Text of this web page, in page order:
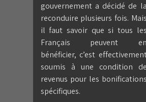
gouvernement a décidé de la
reconduire plusieurs fois. Mais
il faut savoir que si tous les
Français peuvent en
bénéficier, c’est
soumis à une condition de
revenus pour les bonifications
spécifiques.